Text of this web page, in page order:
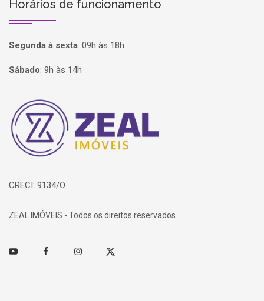
Horários de funcionamento
Segunda à sexta: 09h às 18h
Sábado: 9h às 14h
Página inicial
CRECI: 9134/O
ZEAL IMÓVEIS - Todos os direitos reservados.
Youtube FacebookInstagramTwitter